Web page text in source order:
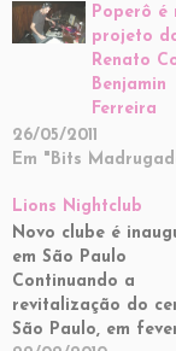
Poperô é
projeto
Renato
Benjamin
Ferreira
26/05/2011
Em "Bits
Lions Nightclub
Novo clube é
em São Paulo
Continuando a
revitalização do
São Paulo, em